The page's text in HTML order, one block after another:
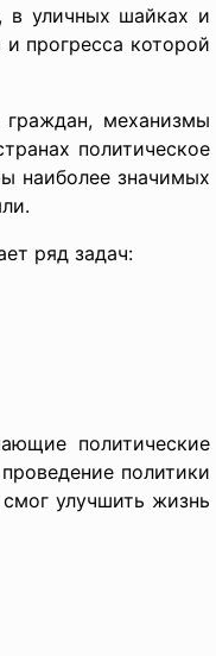
в уличных шайках и
прогресса которой
граждан, механизмы
политическое
наиболее значимых
ряд задач:
политические
политики
улучшить жизнь